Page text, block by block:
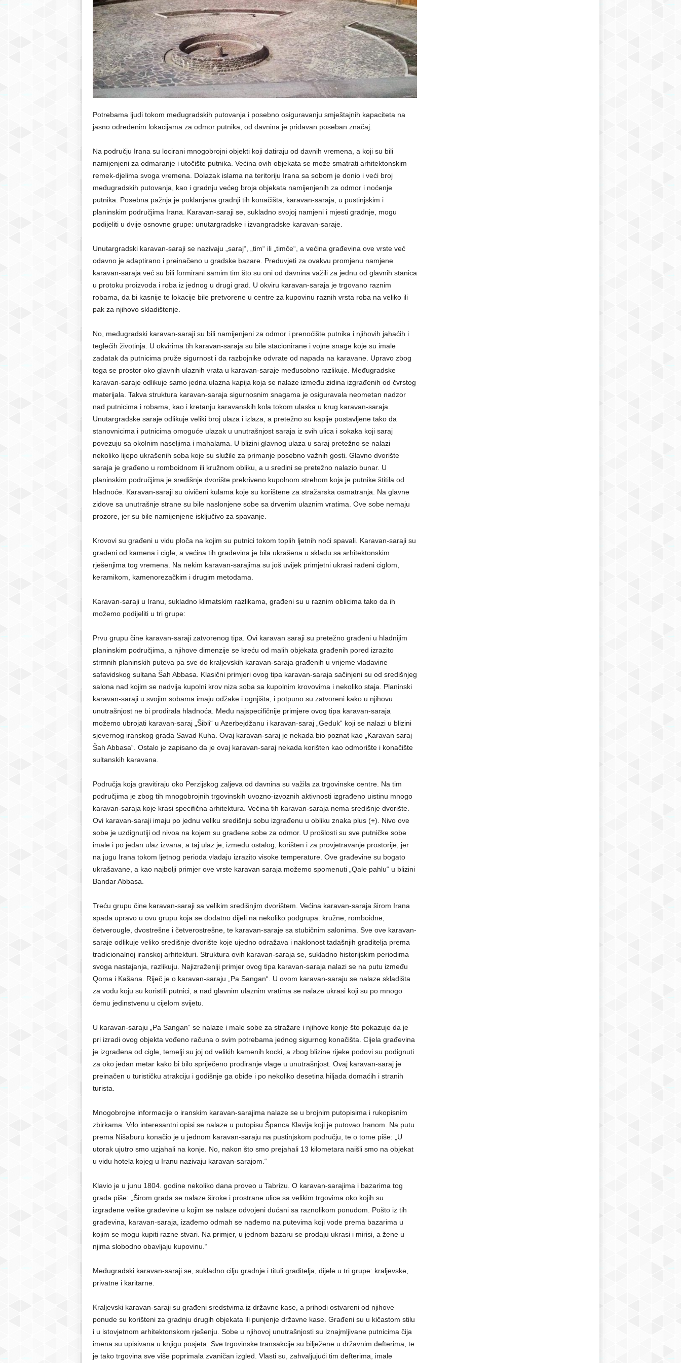
r
S
a
r
a
e
v
o
Potrebama ljudi tokom međugradskih putovanja i posebno osiguravanju smještajnih kapaciteta na
jasno određenim lokacijama za odmor putnika, od davnina je pridavan poseban značaj.
Na području Irana su locirani mnogobrojni objekti koji datiraju od davnih vremena, a koji su bili
namijenjeni za odmaranje i utočište putnika. Većina ovih objekata se može smatrati arhitektonskim
remek-djelima svoga vremena. Dolazak islama na teritoriju Irana sa sobom je donio i veći broj
međugradskih putovanja, kao i gradnju većeg broja objekata namijenjenih za odmor i noćenje
putnika. Posebna pažnja je poklanjana gradnji tih konačišta, karavan-saraja, u pustinjskim i
planinskim područjima Irana. Karavan-saraji se, sukladno svojoj namjeni i mjesti gradnje, mogu
podijeliti u dvije osnovne grupe: unutargradske i izvangradske karavan-saraje.
Unutargradski karavan-saraji se nazivaju „saraj“, „tim“ ili „timče“, a većina građevina ove vrste već
odavno je adaptirano i preinačeno u gradske bazare. Preduvjeti za ovakvu promjenu namjene
karavan-saraja već su bili formirani samim tim što su oni od davnina važili za jednu od glavnih stanica
u protoku proizvoda i roba iz jednog u drugi grad. U okviru karavan-saraja je trgovano raznim
robama, da bi kasnije te lokacije bile pretvorene u centre za kupovinu raznih vrsta roba na veliko ili
pak za njihovo skladištenje.
No, međugradski karavan-saraji su bili namijenjeni za odmor i prenoćište putnika i njihovih jahaćih i
teglećih životinja. U okvirima tih karavan-saraja su bile stacionirane i vojne snage koje su imale
zadatak da putnicima pruže sigurnost i da razbojnike odvrate od napada na karavane. Upravo zbog
toga se prostor oko glavnih ulaznih vrata u karavan-saraje međusobno razlikuje. Međugradske
karavan-saraje odlikuje samo jedna ulazna kapija koja se nalaze između zidina izgrađenih od čvrstog
materijala. Takva struktura karavan-saraja sigurnosnim snagama je osiguravala neometan nadzor
nad putnicima i robama, kao i kretanju karavanskih kola tokom ulaska u krug karavan-saraja.
Unutargradske saraje odlikuje veliki broj ulaza i izlaza, a pretežno su kapije postavljene tako da
stanovnicima i putnicima omoguće ulazak u unutrašnjost saraja iz svih ulica i sokaka koji saraj
povezuju sa okolnim naseljima i mahalama. U blizini glavnog ulaza u saraj pretežno se nalazi
nekoliko lijepo ukrašenih soba koje su služile za primanje posebno važnih gosti. Glavno dvorište
saraja je građeno u romboidnom ili kružnom obliku, a u sredini se pretežno nalazio bunar. U
planinskim područjima je središnje dvorište prekriveno kupolnom strehom koja je putnike štitila od
hladnoće. Karavan-saraji su oivičeni kulama koje su korištene za stražarska osmatranja. Na glavne
zidove sa unutrašnje strane su bile naslonjene sobe sa drvenim ulaznim vratima. Ove sobe nemaju
prozore, jer su bile namijenjene isključivo za spavanje.
Krovovi su građeni u vidu ploča na kojim su putnici tokom toplih ljetnih noći spavali. Karavan-saraji su
građeni od kamena i cigle, a većina tih građevina je bila ukrašena u skladu sa arhitektonskim
rješenjima tog vremena. Na nekim karavan-sarajima su još uvijek primjetni ukrasi rađeni ciglom,
keramikom, kamenorezačkim i drugim metodama.
Karavan-saraji u Iranu, sukladno klimatskim razlikama, građeni su u raznim oblicima tako da ih
možemo podijeliti u tri grupe:
Prvu grupu čine karavan-saraji zatvorenog tipa. Ovi karavan saraji su pretežno građeni u hladnijim
planinskim područjima, a njihove dimenzije se kreću od malih objekata građenih pored izrazito
strmnih planinskih puteva pa sve do kraljevskih karavan-saraja građenih u vrijeme vladavine
safavidskog sultana Šah Abbasa. Klasični primjeri ovog tipa karavan-saraja sačinjeni su od središnjeg
salona nad kojim se nadvija kupolni krov niza soba sa kupolnim krovovima i nekoliko staja. Planinski
karavan-saraji u svojim sobama imaju odžake i ognjišta, i potpuno su zatvoreni kako u njihovu
unutrašnjost ne bi prodirala hladnoća. Među najspecifičnije primjere ovog tipa karavan-saraja
možemo ubrojati karavan-saraj „Šibli“ u Azerbejdžanu i karavan-saraj „Geduk“ koji se nalazi u blizini
sjevernog iranskog grada Savad Kuha. Ovaj karavan-saraj je nekada bio poznat kao „Karavan saraj
Šah Abbasa“. Ostalo je zapisano da je ovaj karavan-saraj nekada korišten kao odmorište i konačište
sultanskih karavana.
Područja koja gravitiraju oko Perzijskog zaljeva od davnina su važila za trgovinske centre. Na tim
područjima je zbog tih mnogobrojnih trgovinskih uvozno-izvoznih aktivnosti izgrađeno uistinu mnogo
karavan-saraja koje krasi specifična arhitektura. Većina tih karavan-saraja nema središnje dvorište.
Ovi karavan-saraji imaju po jednu veliku središnju sobu izgrađenu u obliku znaka plus (+). Nivo ove
sobe je uzdignutiji od nivoa na kojem su građene sobe za odmor. U prošlosti su sve putničke sobe
imale i po jedan ulaz izvana, a taj ulaz je, između ostalog, korišten i za provjetravanje prostorije, jer
na jugu Irana tokom ljetnog perioda vladaju izrazito visoke temperature. Ove građevine su bogato
ukrašavane, a kao najbolji primjer ove vrste karavan saraja možemo spomenuti „Qale pahlu“ u blizini
Bandar Abbasa.
Treću grupu čine karavan-saraji sa velikim središnjim dvorištem. Većina karavan-saraja širom Irana
spada upravo u ovu grupu koja se dodatno dijeli na nekoliko podgrupa: kružne, romboidne,
četverougle, dvostrešne i četverostrešne, te karavan-saraje sa stubičnim salonima. Sve ove karavan-
saraje odlikuje veliko središnje dvorište koje ujedno odražava i naklonost tadašnjih graditelja prema
tradicionalnoj iranskoj arhitekturi. Struktura ovih karavan-saraja se, sukladno historijskim periodima
svoga nastajanja, razlikuju. Najizraženiji primjer ovog tipa karavan-saraja nalazi se na putu između
Qoma i Kašana. Riječ je o karavan-saraju „Pa Sangan“. U ovom karavan-saraju se nalaze skladišta
za vodu koju su koristili putnici, a nad glavnim ulaznim vratima se nalaze ukrasi koji su po mnogo
čemu jedinstvenu u cijelom svijetu.
U karavan-saraju „Pa Sangan“ se nalaze i male sobe za stražare i njihove konje što pokazuje da je
pri izradi ovog objekta vođeno računa o svim potrebama jednog sigurnog konačišta. Cijela građevina
je izgrađena od cigle, temelji su joj od velikih kamenih kocki, a zbog blizine rijeke podovi su podignuti
za oko jedan metar kako bi bilo spriječeno prodiranje vlage u unutrašnjost. Ovaj karavan-saraj je
preinačen u turističku atrakciju i godišnje ga obiđe i po nekoliko desetina hiljada domaćih i stranih
turista.
Mnogobrojne informacije o iranskim karavan-sarajima nalaze se u brojnim putopisima i rukopisnim
zbirkama. Vrlo interesantni opisi se nalaze u putopisu Španca Klavija koji je putovao Iranom. Na putu
prema Nišaburu konačio je u jednom karavan-saraju na pustinjskom području, te o tome piše: „U
utorak ujutro smo uzjahali na konje. No, nakon što smo prejahali 13 kilometara naišli smo na objekat
u vidu hotela kojeg u Iranu nazivaju karavan-sarajom.“
Klavio je u junu 1804. godine nekoliko dana proveo u Tabrizu. O karavan-sarajima i bazarima tog
grada piše: „Širom grada se nalaze široke i prostrane ulice sa velikim trgovima oko kojih su
izgrađene velike građevine u kojim se nalaze odvojeni dućani sa raznolikom ponudom. Pošto iz tih
građevina, karavan-saraja, izađemo odmah se nađemo na putevima koji vode prema bazarima u
kojim se mogu kupiti razne stvari. Na primjer, u jednom bazaru se prodaju ukrasi i mirisi, a žene u
njima slobodno obavljaju kupovinu.“
Međugradski karavan-saraji se, sukladno cilju gradnje i tituli graditelja, dijele u tri grupe: kraljevske,
privatne i karitarne.
Kraljevski karavan-saraji su građeni sredstvima iz državne kase, a prihodi ostvareni od njihove
ponude su korišteni za gradnju drugih objekata ili punjenje državne kase. Građeni su u kičastom stilu
i u istovjetnom arhitektonskom rješenju. Sobe u njihovoj unutrašnjosti su iznajmljivane putnicima čija
imena su upisivana u knjigu posjeta. Sve trgovinske transakcije su bilježene u državnim defterima, te
je tako trgovina sve više poprimala zvaničan izgled. Vlasti su, zahvaljujući tim defterima, imale